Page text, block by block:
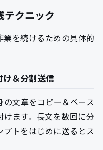
テクニック
を続けるための具体的
け＆分割送信
文章をコピー＆ペース
けます。長文を数回に分
トをはじめに送るとス